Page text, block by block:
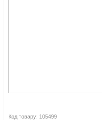
Код товару: 105499